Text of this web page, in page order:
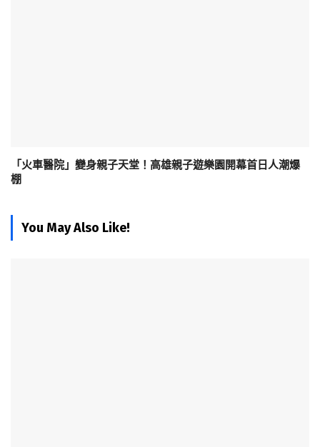
「火車醫院」變身親子天堂！高雄親子遊樂園開幕首日人潮爆
棚
You May Also Like!